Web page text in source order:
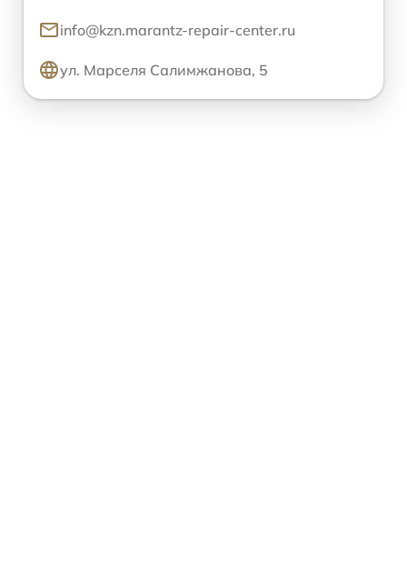
info@kzn.marantz-repair-center.ru
ул. Марселя Салимжанова, 5